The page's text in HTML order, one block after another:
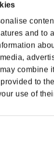
and to
combine
to
use of